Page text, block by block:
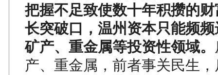
把握不足致使数十年积攒的
长突破口，温州资本只能频
矿产、重金属等投资性领域。
产、重金属，前者事关民生